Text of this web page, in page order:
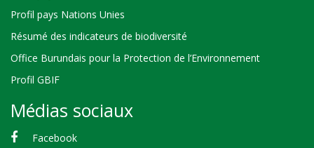
Profil pays Nations Unies
Résumé des indicateurs de biodiversité
Office Burundais pour la Protection de l’Environnement
Profil GBIF
Médias sociaux
Facebook